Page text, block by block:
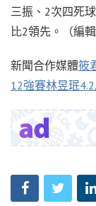
三振、2次四死
比2領先。（編
新聞合作媒體筱
12強賽林昱珉